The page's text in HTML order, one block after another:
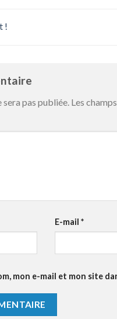
!
pas publiée. Les
E-mail *
mon e-mail et mon site